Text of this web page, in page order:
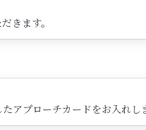
きます。
アプローチカードをお入れし